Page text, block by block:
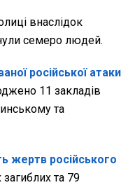
внаслідок
семеро людей.
російської атаки
11 закладів
та
жертв російського
та 79